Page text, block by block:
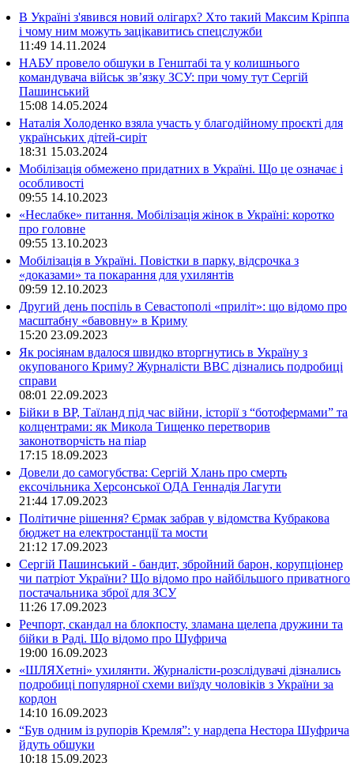
В Україні з'явився новий олігарх? Хто такий Максим Кріппа
і чому ним можуть зацікавитись спецслужби
11:49 14.11.2024
НАБУ провело обшуки в Генштабі та у колишнього
командувача військ зв’язку ЗСУ: при чому тут Сергій
Пашинський
15:08 14.05.2024
Наталія Холоденко взяла участь у благодійному проєкті для
українських дітей-сиріт
18:31 15.03.2024
Мобілізація обмежено придатних в Україні. Що це означає і
особливості
09:55 14.10.2023
«Неслабке» питання. Мобілізація жінок в Україні: коротко
про головне
09:55 13.10.2023
Мобілізація в Україні. Повістки в парку, відсрочка з
«доказами» та покарання для ухилянтів
09:59 12.10.2023
Другий день поспіль в Севастополі «приліт»: що відомо про
масштабну «бавовну» в Криму
15:20 23.09.2023
Як росіянам вдалося швидко вторгнутись в Україну з
окупованого Криму? Журналісти ВВС дізнались подробиці
справи
08:01 22.09.2023
Бійки в ВР, Таїланд під час війни, історії з “ботофермами” та
колцентрами: як Микола Тищенко перетворив
законотворчість на піар
17:15 18.09.2023
Довели до самогубства: Сергій Хлань про смерть
ексочільника Херсонської ОДА Геннадія Лагути
21:44 17.09.2023
Політичне рішення? Єрмак забрав у відомства Кубракова
бюджет на електростанції та мости
21:12 17.09.2023
Сергій Пашинський - бандит, збройний барон, корупціонер
чи патріот України? Що відомо про найбільшого приватного
постачальника зброї для ЗСУ
11:26 17.09.2023
Речпорт, скандал на блокпосту, зламана щелепа дружини та
бійки в Раді. Що відомо про Шуфрича
19:00 16.09.2023
«ШЛЯХетні» ухилянти. Журналісти-розслідувачі дізнались
подробиці популярної схеми виїзду чоловіків з України за
кордон
14:10 16.09.2023
“Був одним із рупорів Кремля”: у нардепа Нестора Шуфрича
йдуть обшуки
10:18 15.09.2023